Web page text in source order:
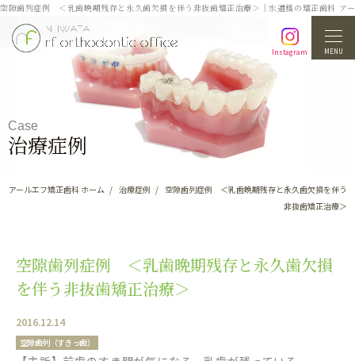
空隙歯列症例 ＜乳歯晩期残存と永久歯欠損を伴う非抜歯矯正治療＞｜水道橋の矯正歯科 ア
Instagram MENU
Case
治療症例
アールエフ矯正歯科 ホーム 治療症例
空隙歯列症例 ＜乳歯晩期残存と永久歯欠損を伴う
非抜歯矯正治療＞
空隙歯列症例 ＜乳歯晩期残存と永久歯欠損
を伴う非抜歯矯正治療＞
2016.12.14
空隙歯列（すきっ歯）